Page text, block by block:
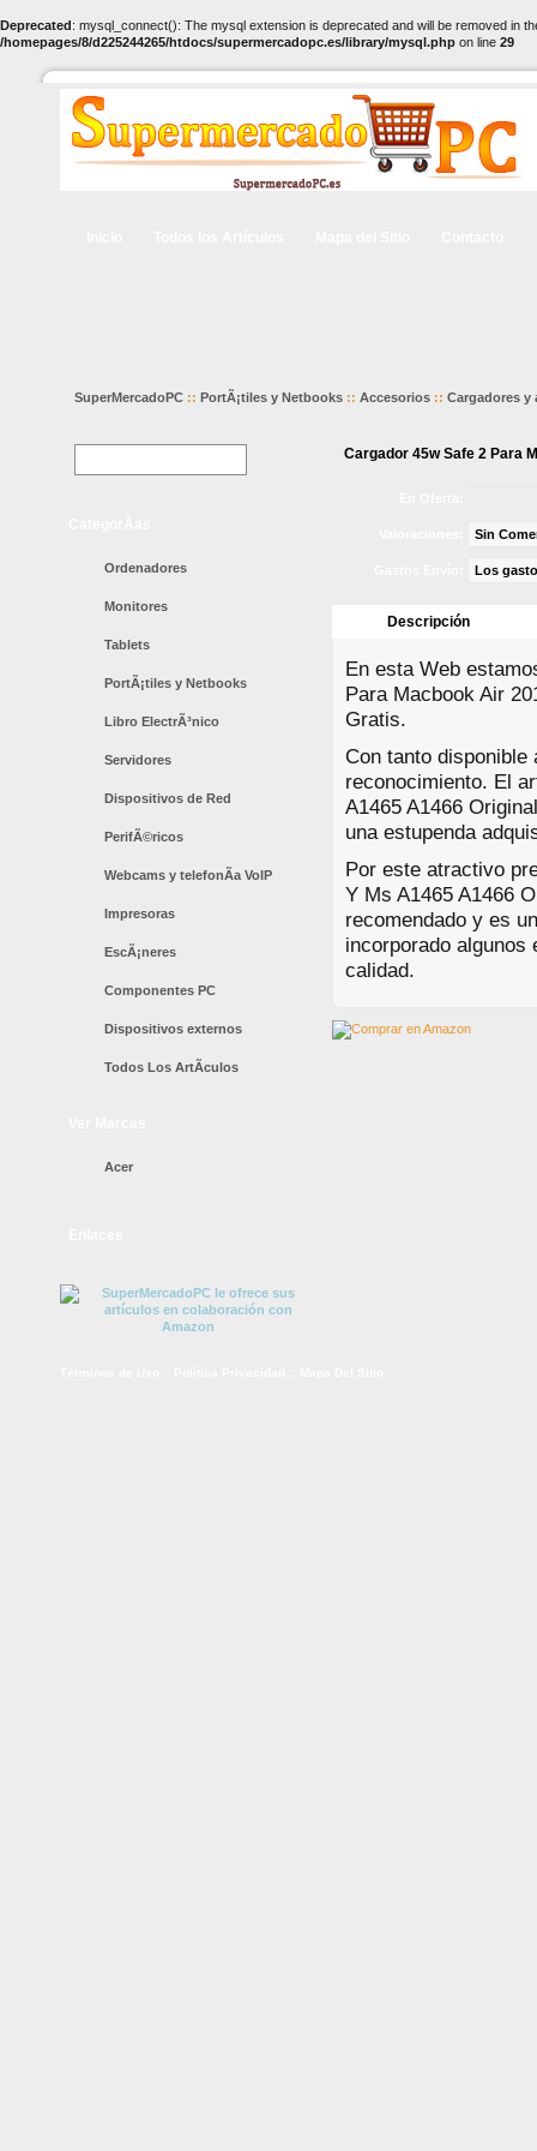
Deprecated: mysql_connect(): The mysql extension is deprecated and will be removed in
/homepages/8/d225244265/htdocs/supermercadopc.es/library/mysql.php on line 29
SuperMercadoPC :: PortÃ¡tiles y Netbooks :: Accesorios :: Cargadores y
Ordenadores
Monitores
Tablets
PortÃ¡tiles y Netbooks
Libro ElectrÃ³nico
Servidores
Dispositivos de Red
PerifÃ©ricos
Webcams y telefonÃ­a VoIP
Impresoras
EscÃ¡neres
Componentes PC
Dispositivos externos
Todos Los ArtÃ­culos
Acer
Cargador 45w Safe 2 Para
Sin
Los
Descripción
En esta Web
Para Macbook Air
Gratis.
Con tanto disponible
reconocimiento. El
A1465 A1466
una estupenda
Por este atractivo
Y Ms A1465 A1466
recomendado y es
incorporado algunos
calidad.